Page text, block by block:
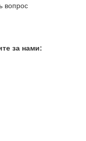
вопрос
за нами: